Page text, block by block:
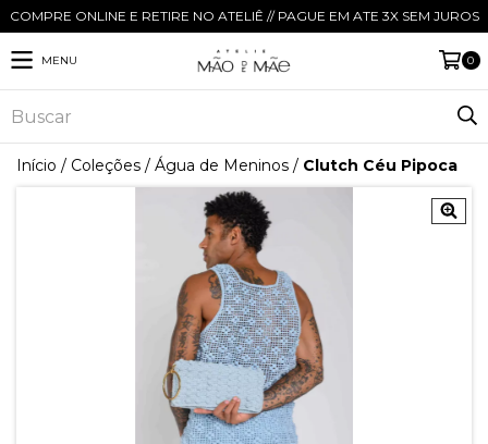
COMPRE ONLINE E RETIRE NO ATELIÊ // PAGUE EM ATE 3X SEM JUROS
MENU 0
Início / Coleções / Água de Meninos / Clutch Céu Pipoca